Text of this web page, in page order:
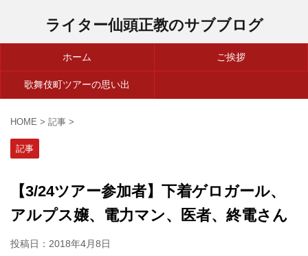
ライター仙頭正教のサブブログ
ホーム ご挨拶
歌舞伎町ツアーの思い出
HOME > 記事 >
記事
【3/24ツアー参加者】下着ゲロガール、
アルプス嬢、電力マン、医者、終電さん
投稿日： 2018年4月8日